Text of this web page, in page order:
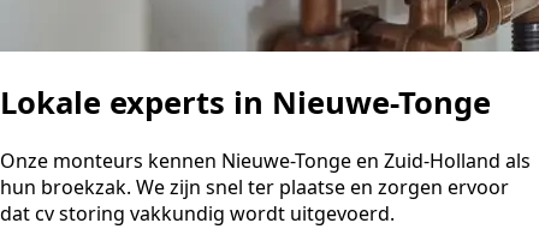
Lokale experts in Nieuwe-Tonge
Onze monteurs kennen Nieuwe-Tonge en Zuid-Holland als
hun broekzak. We zijn snel ter plaatse en zorgen ervoor
dat cv storing vakkundig wordt uitgevoerd.